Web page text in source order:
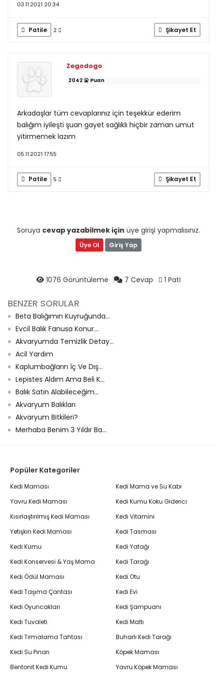
03.11.2021 20:34
Patile 2 Şikayet Et
Zegodogo
2042 Puan
Arkadaşlar tüm cevaplarınız için teşekkür ederim
balığım iyileşti şuan gayet sağlıklı hiçbir zaman umut
yitirmemek lazım
05.11.2021 17:55
Patile 5 Şikayet Et
Soruya cevap yazabilmek için üye girişi yapmalısınız.
Üye Ol Giriş Yap
1076 Görüntüleme 7 Cevap 1 Pati
BENZER SORULAR
Beta Balığımın Kuyruğunda...
Evcil Balık Fanusa Konur...
Akvaryumda Temizlik Detay...
Acil Yardım
Kaplumbağların İç Ve Dış...
Lepistes Aldım Ama Beli K...
Balık Satın Alabileceğim...
Akvaryum Balıkları
Akvaryum Bitkileri?
Merhaba Benim 3 Yıldır Ba...
Popüler Kategoriler
Kedi Maması
Yavru Kedi Maması
Kısırlaştırılmış Kedi Maması
Yetişkin Kedi Maması
Kedi Kumu
Kedi Konservesi & Yaş Mama
Kedi Ödül Maması
Kedi Taşıma Çantası
Kedi Oyuncakları
Kedi Tuvaleti
Kedi Tırmalama Tahtası
Kedi Su Pınarı
Bentonit Kedi Kumu
Kedi Mama ve Su Kabı
Kedi Kumu Koku Giderici
Kedi Vitamini
Kedi Tasması
Kedi Yatağı
Kedi Tarağı
Kedi Otu
Kedi Evi
Kedi Şampuanı
Kedi Maltı
Buharlı Kedi Tarağı
Köpek Maması
Yavru Köpek Maması